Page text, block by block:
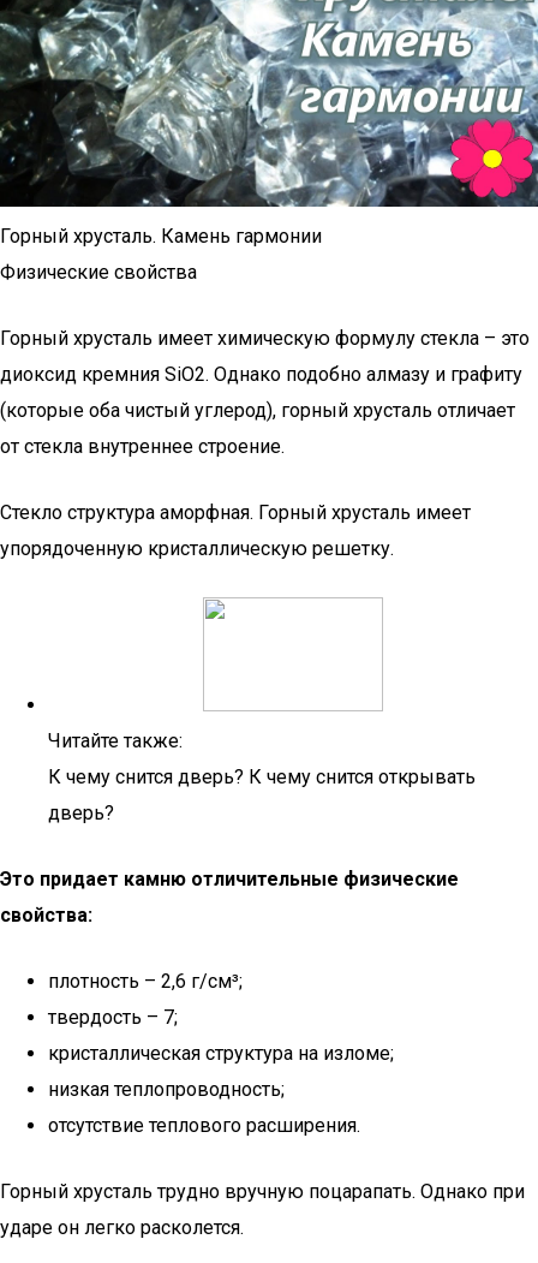
Горный хрусталь. Камень гармонии
Физические свойства
Горный хрусталь имеет химическую формулу стекла – это
диоксид кремния SiO2. Однако подобно алмазу и графиту
(которые оба чистый углерод), горный хрусталь отличает
от стекла внутреннее строение.
Стекло структура аморфная. Горный хрусталь имеет
упорядоченную кристаллическую решетку.
Читайте также:
К чему снится дверь? К чему снится открывать
дверь?
Это придает камню отличительные физические
свойства:
плотность – 2,6 г/см³;
твердость – 7;
кристаллическая структура на изломе;
низкая теплопроводность;
отсутствие теплового расширения.
Горный хрусталь трудно вручную поцарапать. Однако при
ударе он легко расколется.